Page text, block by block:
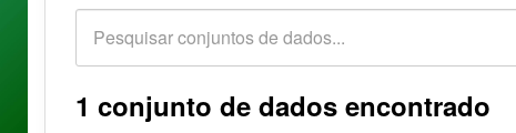
1 conjunto de dados encontrado